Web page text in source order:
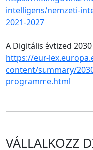
intelligens/nemzeti-
2021-2027
A Digitális évtized
https://eur-
content/summary/
programme.html
VÁLLALKOZZ